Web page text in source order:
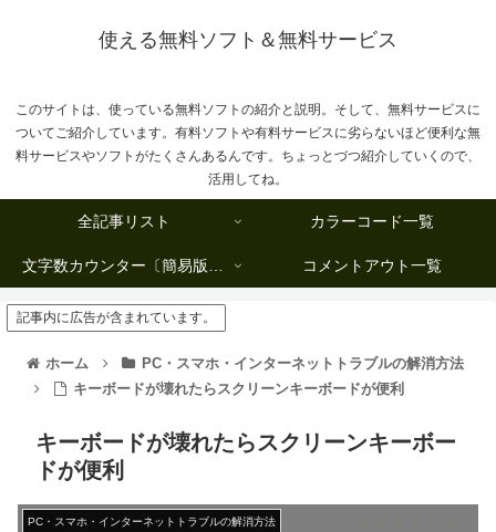
使える無料ソフト＆無料サービス
このサイトは、使っている無料ソフトの紹介と説明。そして、無料サービスに
ついてご紹介しています。有料ソフトや有料サービスに劣らないほど便利な無
料サービスやソフトがたくさんあるんです。ちょっとづつ紹介していくので、
活用してね。
全記事リスト カラーコード一覧
文字数カウンター〔簡易版複数行タイプ〕 コメントアウト一覧
記事内に広告が含まれています。
ホーム
PC・スマホ・インターネットトラブルの解消方法
キーボードが壊れたらスクリーンキーボードが便利
キーボードが壊れたらスクリーンキーボー
ドが便利
PC・スマホ・インターネットトラブルの解消方法